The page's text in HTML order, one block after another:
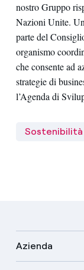
nostro Gruppo
Nazioni Unite.
parte del
organismo
che consente ad
strategie di
l’Agenda di
Sostenibilità
Azienda